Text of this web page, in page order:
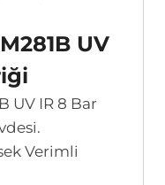
UV
UV IR 8 Bar
Verimli